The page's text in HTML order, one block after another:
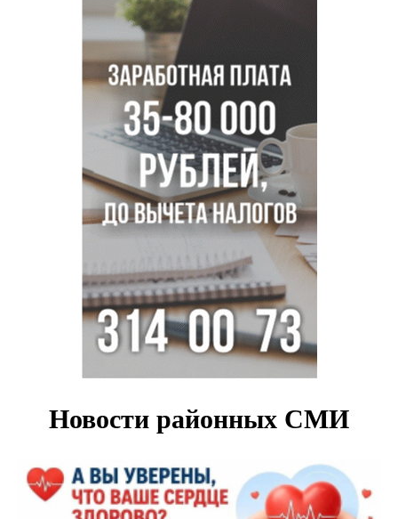
Парашютную вышку за 16 миллионов закупил детский
лагерь под Новосибирском
Заборы на площади Маркса сносят для новой зоны
отдыха в Новосибирске
Глава сельсовета Игорь Конах утонул у острова в
Новосибирском водохранилище